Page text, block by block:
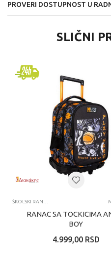
PROVERI DOSTUPNOST U
SLIČNI
ŠKOLSKI RANČEVI
RANAC SA TOCKICIMA
BOY
4.999,00 RSD